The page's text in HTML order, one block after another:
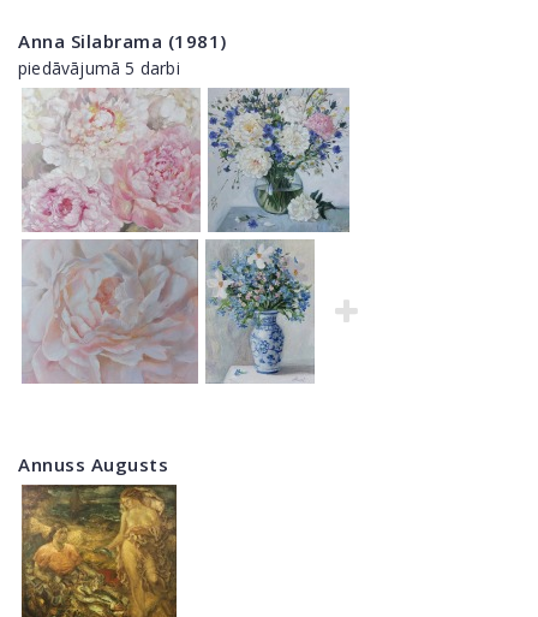
Anna Silabrama (1981)
piedāvājumā 5 darbi
Annuss Augusts